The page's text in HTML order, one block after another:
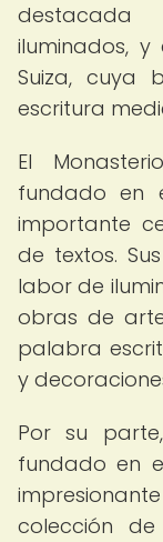
destacada
iluminados,
Suiza, cuya
escritura
El
fundado en
importante
de textos.
labor de
obras de
palabra
y
Por su
fundado en
colección